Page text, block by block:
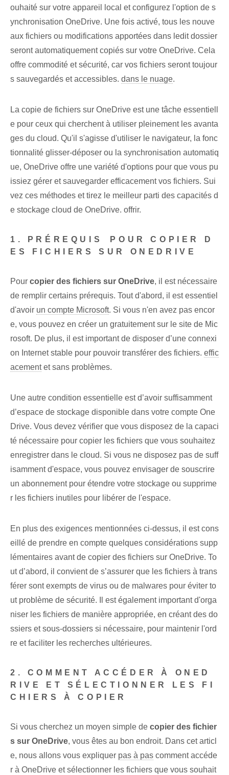
ouhaité sur votre appareil local et configurez l'option de s
ynchronisation OneDrive. ‌Une fois activé, tous les nouve
aux fichiers ou modifications apportées⁢ dans ledit dossier
seront automatiquement copiés sur votre ⁤OneDrive. Cela
offre commodité et sécurité, car vos fichiers seront toujour
s sauvegardés et accessibles. dans le nuage.
La copie de fichiers sur OneDrive est une tâche essentiell
e pour ceux qui cherchent à utiliser pleinement les avanta
ges du cloud. Qu'il s'agisse d'utiliser le navigateur, la fonc
tionnalité glisser-déposer ou la synchronisation automatiq
ue, OneDrive offre une variété d'options pour que vous pu
issiez gérer et sauvegarder efficacement vos fichiers. Sui
vez ces méthodes et tirez le meilleur parti des capacités d
e stockage cloud de OneDrive. offrir.
1. PRÉREQUIS ⁤POUR COPIER D
ES FICHIERS SUR ONEDRIVE
Pour copier des fichiers sur OneDrive, il est nécessaire
de remplir certains prérequis. Tout d'abord, il est essentiel
d'avoir un compte Microsoft. Si vous n'en avez pas encor
e, vous pouvez en créer un gratuitement sur le site de Mic
rosoft. De plus, il est important de disposer d’une connexi
on Internet stable pour pouvoir transférer des fichiers. effic
acementet sans problèmes.
Une autre condition essentielle est d’avoir suffisamment
d’espace de stockage disponible dans votre compte One
Drive. Vous devez vérifier que vous disposez de la capaci
té nécessaire pour copier les fichiers que vous souhaitez
enregistrer dans le cloud. Si vous ne disposez pas de suff
isamment d'espace, vous pouvez envisager de souscrire
un abonnement pour étendre votre stockage ou supprime
r les fichiers inutiles pour libérer de l'espace.
En plus des exigences mentionnées ci-dessus, il est cons
eillé de prendre en compte quelques considérations supp
lémentaires avant de copier des fichiers sur OneDrive. To
ut d’abord, il convient de s’assurer que les fichiers à trans
férer sont exempts de virus ou de malwares pour éviter to
ut problème de sécurité. Il est également important d'orga
niser les fichiers de manière appropriée, en créant des do
ssiers et sous-dossiers si nécessaire, pour maintenir l'ord
re et faciliter les recherches ultérieures.
2. COMMENT ACCÉDER À ONED
RIVE ET SÉLECTIONNER LES FI
CHIERS À COPIER
Si vous cherchez un moyen simple de copier des fichier
s sur OneDrive, vous êtes au bon endroit. ⁤Dans cet articl
e, nous allons vous expliquer⁤ pas à pas ‌comment accéde
r à OneDrive et sélectionner ⁣les fichiers que vous souhait